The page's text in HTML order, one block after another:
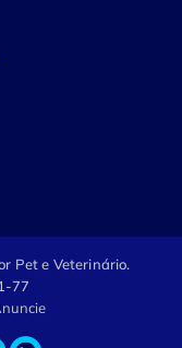
Pet e Veterinário.
77